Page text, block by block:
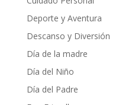
Deporte y Aventura
Descanso y Diversión
Día de la madre
Día del Niño
Día del Padre